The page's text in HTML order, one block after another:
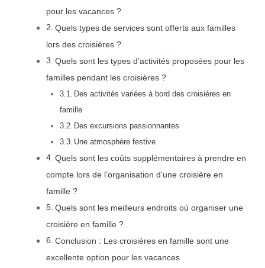
pour les vacances ?
Quels types de services sont offerts aux familles
lors des croisières ?
Quels sont les types d’activités proposées pour les
familles pendant les croisières ?
Des activités variées à bord des croisières en
famille
Des excursions passionnantes
Une atmosphère festive
Quels sont les coûts supplémentaires à prendre en
compte lors de l’organisation d’une croisière en
famille ?
Quels sont les meilleurs endroits où organiser une
croisière en famille ?
Conclusion : Les croisières en famille sont une
excellente option pour les vacances